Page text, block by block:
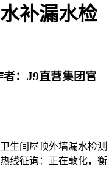
补漏水检
： J9直营集团官
间屋顶外墙漏水检测
线征询：正在敦化，衡